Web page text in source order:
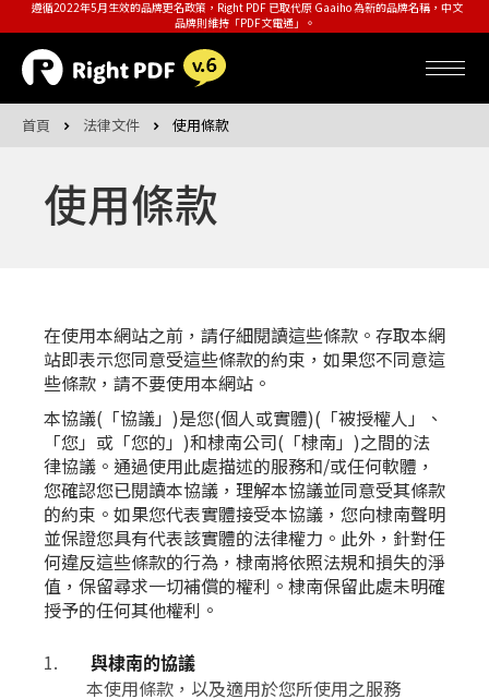
遵循2022年5月生效的品牌更名政策，Right PDF 已取代原 Gaaiho 為新的品牌名稱，中文
品牌則維持「PDF文電通」。
首頁 法律文件 使用條款
使用條款
在使用本網站之前，請仔細閱讀這些條款。存取本網
站即表示您同意受這些條款的約束，如果您不同意這
些條款，請不要使用本網站。
本協議(「協議」)是您(個人或實體)(「被授權人」、
「您」或「您的」)和棣南公司(「棣南」)之間的法
律協議。通過使用此處描述的服務和/或任何軟體，
您確認您已閱讀本協議，理解本協議並同意受其條款
的約束。如果您代表實體接受本協議，您向棣南聲明
並保證您具有代表該實體的法律權力。此外，針對任
何違反這些條款的行為，棣南將依照法規和損失的淨
值，保留尋求一切補償的權利。棣南保留此處未明確
授予的任何其他權利。
與棣南的協議
本使用條款，以及適用於您所使用之服務